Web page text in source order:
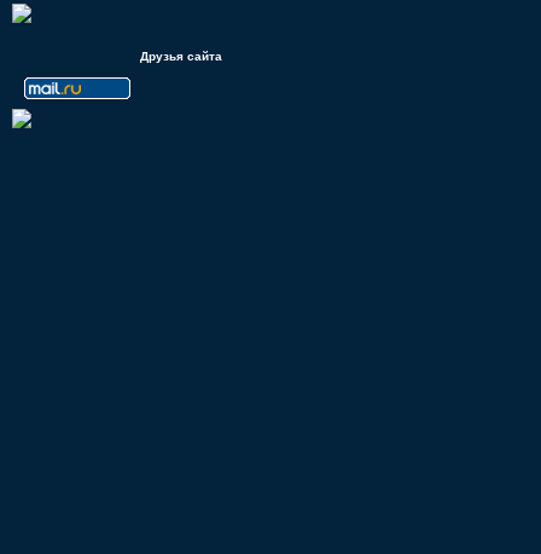
Друзья сайта